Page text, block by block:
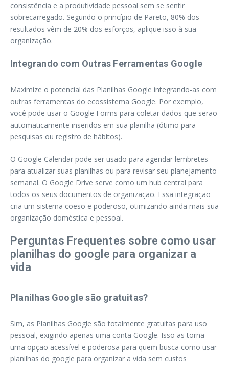
consistência e a produtividade pessoal sem se sentir
sobrecarregado. Segundo o princípio de Pareto, 80% dos
resultados vêm de 20% dos esforços, aplique isso à sua
organização.
Integrando com Outras Ferramentas Google
Maximize o potencial das Planilhas Google integrando-as com
outras ferramentas do ecossistema Google. Por exemplo,
você pode usar o Google Forms para coletar dados que serão
automaticamente inseridos em sua planilha (ótimo para
pesquisas ou registro de hábitos).
O Google Calendar pode ser usado para agendar lembretes
para atualizar suas planilhas ou para revisar seu planejamento
semanal. O Google Drive serve como um hub central para
todos os seus documentos de organização. Essa integração
cria um sistema coeso e poderoso, otimizando ainda mais sua
organização doméstica e pessoal.
Perguntas Frequentes sobre como usar
planilhas do google para organizar a
vida
Planilhas Google são gratuitas?
Sim, as Planilhas Google são totalmente gratuitas para uso
pessoal, exigindo apenas uma conta Google. Isso as torna
uma opção acessível e poderosa para quem busca como usar
planilhas do google para organizar a vida sem custos